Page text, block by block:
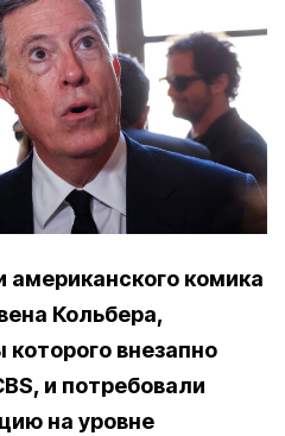
комика
Кольбера,
внезапно
и потребовали
на уровне